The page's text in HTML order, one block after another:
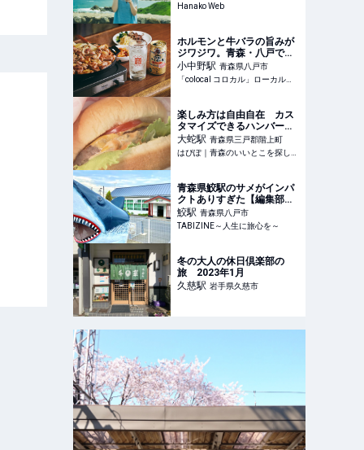
Hanako Web
ホルモンと牛バラの旨みが
ジワジワ。青森・八戸で焼
酎ハイボールに合う美食旅
小中野駅 青森県八戸市
「colocal コロカル」ローカルを学ぶ・暮らす・旅する
楽しみ方は自由自在 カス
タマイズできるハンバーガ
ー
大蛇駅 青森県三戸郡階上町
はぴぽ｜青森のいいとこを探して、でかけよう！
青森県鮫駅のサメがインパ
クトありすぎた【編集部ブ
ログ】
鮫駅 青森県八戸市
TABIZINE～人生に旅心を～
冬の大人の休日倶楽部の
旅 2023年1月
久慈駅 岩手県久慈市